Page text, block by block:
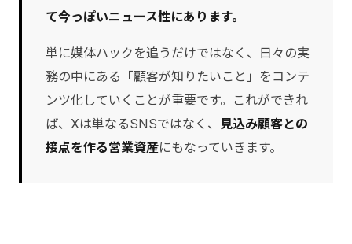
て今っぽいニュース性にあります。
単に媒体ハックを追うだけではなく、日々の実
務の中にある「顧客が知りたいこと」をコンテ
ンツ化していくことが重要です。これができれ
ば、Xは単なるSNSではなく、 見込み顧客との
接点を作る営業資産にもなっていきます。